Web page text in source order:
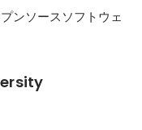
ンソースソフトウェ